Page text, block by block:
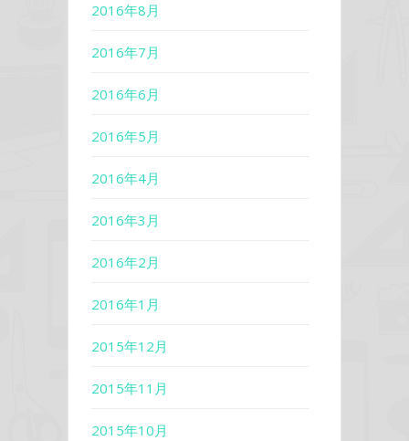
2016年8月
2016年7月
2016年6月
2016年5月
2016年4月
2016年3月
2016年2月
2016年1月
2015年12月
2015年11月
2015年10月